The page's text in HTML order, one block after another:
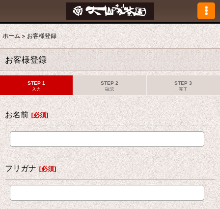
ホーム > お客様登録
お客様登録
STEP 1
入力
STEP 2
確認
STEP 3
完了
お名前 [必須]
フリガナ [必須]